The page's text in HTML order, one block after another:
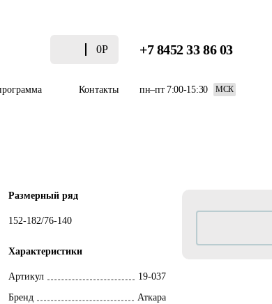
0Р +7 8452 33 86 03
Контакты пн–пт 7:00-15:30 МСК
Размерный ряд
152-182/76-140
Характеристики
Артикул
19-037
Бренд
Аткара